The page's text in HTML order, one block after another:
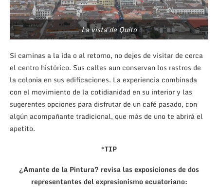
La vista de Quito
Si caminas a la ida o al retorno, no dejes de visitar de cerca
el centro histórico. Sus calles aun conservan los rastros de
la colonia en sus edificaciones. La experiencia combinada
con el movimiento de la cotidianidad en su interior y las
sugerentes opciones para disfrutar de un café pasado, con
algún acompañante tradicional, que más de uno te abrirá el
apetito.
*TIP
¿Amante de la Pintura? revisa las exposiciones de dos
representantes del expresionismo ecuatoriano: